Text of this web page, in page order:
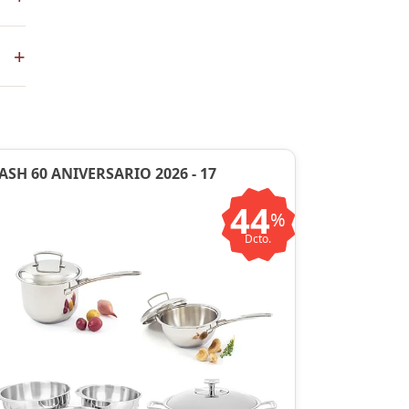
+
60 ANIVERSARIO 2026 - 17
44%
Dcto.